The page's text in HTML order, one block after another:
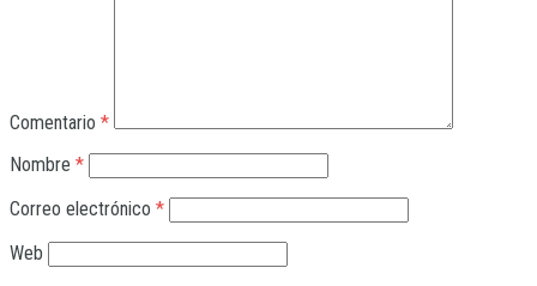
Comentario *
Nombre *
Correo electrónico *
Web